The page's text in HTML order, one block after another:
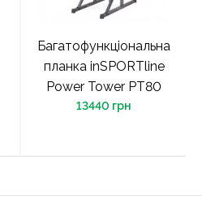
Багатофункціональна
планка inSPORTline
Power Tower PT80
13440 грн